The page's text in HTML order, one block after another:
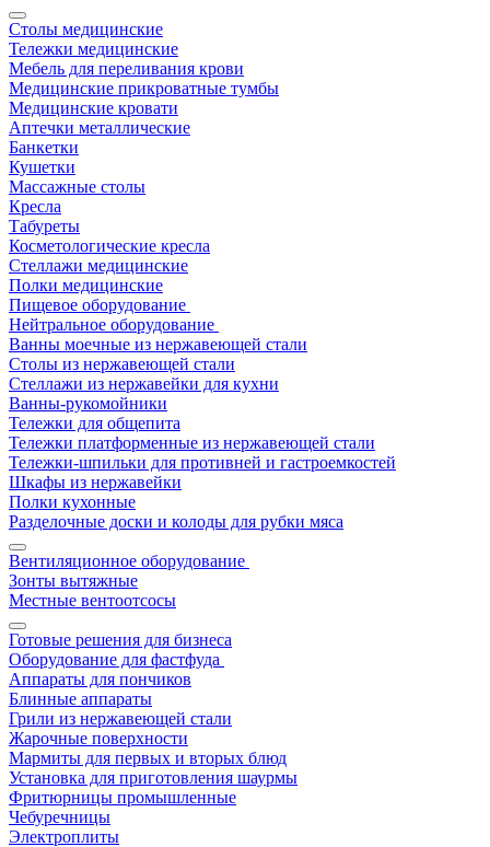
Столы медицинские
Тележки медицинские
Мебель для переливания крови
Медицинские прикроватные тумбы
Медицинские кровати
Аптечки металлические
Банкетки
Кушетки
Массажные столы
Кресла
Табуреты
Косметологические кресла
Стеллажи медицинские
Полки медицинские
Пищевое оборудование
Нейтральное оборудование
Ванны моечные из нержавеющей стали
Столы из нержавеющей стали
Стеллажи из нержавейки для кухни
Ванны-рукомойники
Тележки для общепита
Тележки платформенные из нержавеющей стали
Тележки-шпильки для противней и гастроемкостей
Шкафы из нержавейки
Полки кухонные
Разделочные доски и колоды для рубки мяса
Вентиляционное оборудование
Зонты вытяжные
Местные вентоотсосы
Готовые решения для бизнеса
Оборудование для фастфуда
Аппараты для пончиков
Блинные аппараты
Грили из нержавеющей стали
Жарочные поверхности
Мармиты для первых и вторых блюд
Установка для приготовления шаурмы
Фритюрницы промышленные
Чебуречницы
Электроплиты